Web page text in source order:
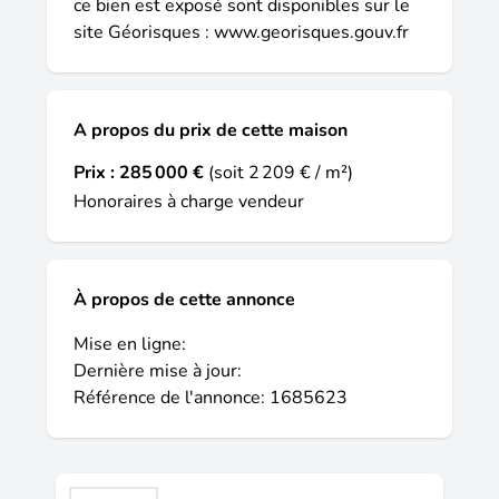
ce bien est exposé sont disponibles sur le
site Géorisques : www.georisques.gouv.fr
A propos du prix de cette maison
Prix : 285 000 € (soit 2 209 € / m²)
Honoraires à charge vendeur
À propos de cette annonce
Mise en ligne:
Dernière mise à jour:
Référence de l'annonce: 1685623